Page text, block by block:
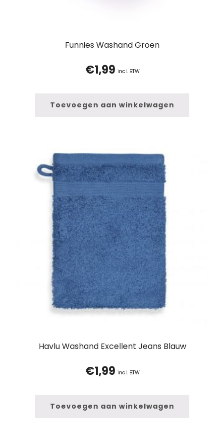
Funnies Washand Groen
€1,99 incl. BTW
Toevoegen aan winkelwagen
Havlu Washand Excellent Jeans Blauw
€1,99 incl. BTW
Toevoegen aan winkelwagen